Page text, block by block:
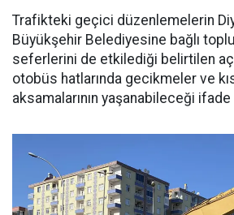
Trafikteki geçici düzenlemelerin
Büyükşehir Belediyesine bağlı toplu
seferlerini de etkilediği belirtilen
otobüs hatlarında gecikmeler ve
aksamalarının yaşanabileceği